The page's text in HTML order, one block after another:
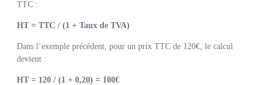
TTC :
HT = TTC / (1 + Taux de TVA)
Dans l’exemple précédent, pour un prix TTC de 120€, le calcul
devient :
HT = 120 / (1 + 0,20) = 100€